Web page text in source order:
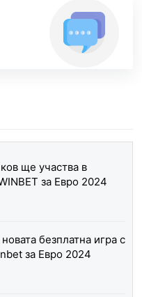
ще участва в
за Евро 2024
безплатна игра с
за Евро 2024